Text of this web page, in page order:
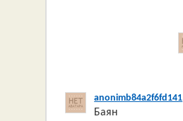
anonimb84a2f6fd141
Баян